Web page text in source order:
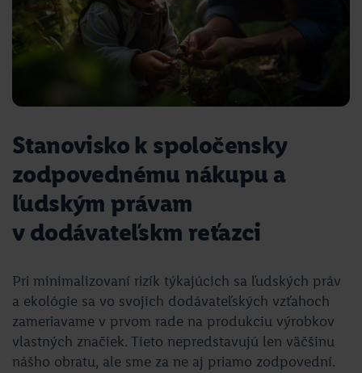
Stanovisko k spoločensky
zodpovednému nákupu a
ľudským právam
v dodávateľskm reťazci
Pri minimalizovaní rizík týkajúcich sa ľudských práv
a ekológie sa vo svojich dodávateľských vzťahoch
zameriavame v prvom rade na produkciu výrobkov
vlastných značiek. Tieto nepredstavujú len väčšinu
nášho obratu, ale sme za ne aj priamo zodpovední.